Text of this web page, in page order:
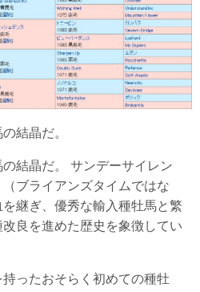
結晶だ。
結晶だ。 サンデーサイレン
ブライアンズタイムではな
継ぎ、優秀な輸入種牡馬と繁
良を進めた歴史を象徴してい
ったおそらく初めての種牡